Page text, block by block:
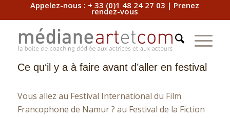
Appelez-nous : + 33 (0)1 48 24 27 03 | Prenez
rendez-vous
Ce qu‘il y a à faire avant d’aller en festival
Vous allez au Festival International du Film
Francophone de Namur ? au Festival de la Fiction